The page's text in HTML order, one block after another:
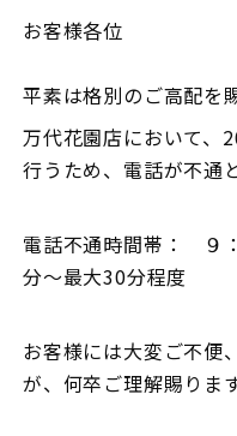
お客様各位
平素は格別のご高配を
万代花園店において、
行うため、電話が不通
電話不通時間帯： ９
分～最大30分程度
お客様には大変ご不便
が、何卒ご理解賜りま